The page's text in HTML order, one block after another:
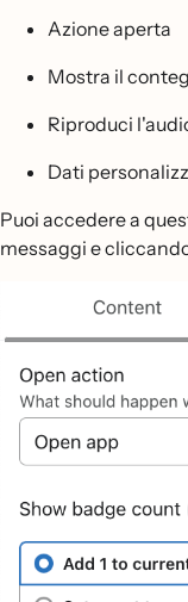
Azione aperta
Mostra il
Riproduci
Dati
Puoi accedere a
messaggi e